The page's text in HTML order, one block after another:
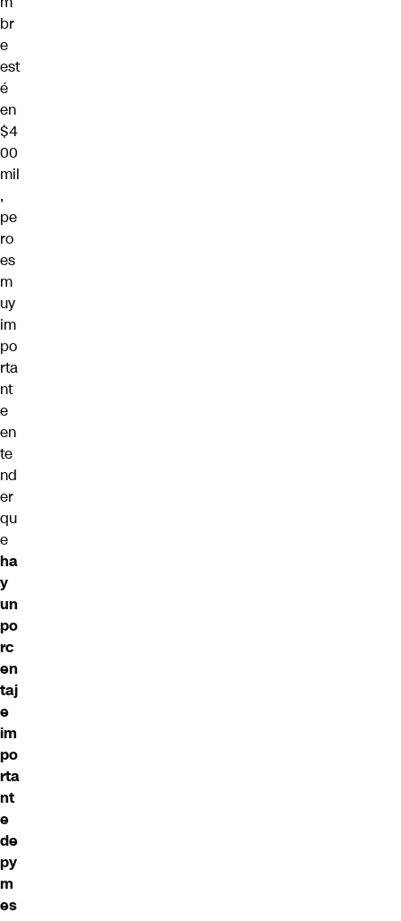
br
e
est
é
en
$4
00
mil
,
pe
ro
es
m
uy
im
po
rta
nt
e
en
te
nd
er
qu
e
ha
y
un
po
rc
en
taj
e
im
po
rta
nt
e
de
py
m
es